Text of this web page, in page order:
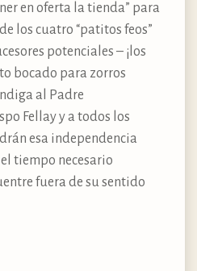
en oferta la tienda” para
los cuatro “patitos feos”
potenciales – ¡los
bocado para zorros
al Padre
Fellay y a todos los
esa independencia
tiempo necesario
fuera de su sentido